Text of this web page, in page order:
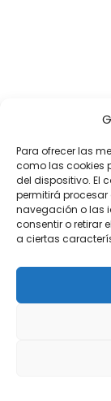
Para ofrecer las
como las cookies
del dispositivo. El
permitirá
navegación o las
consentir o retirar
a ciertas